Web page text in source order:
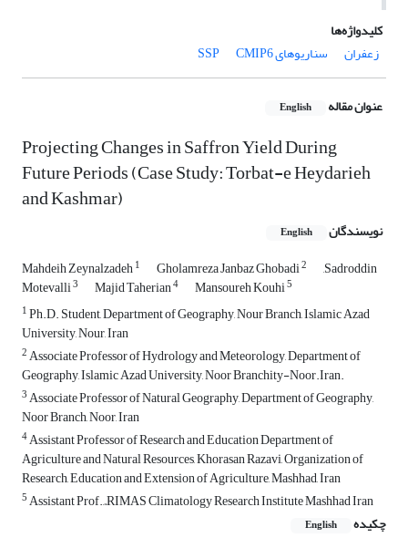
کلیدواژه‌ها
زعفران
سناریوهای SSPCMIP6
عنوان مقاله English
Projecting Changes in Saffron Yield During
Future Periods (Case Study: Torbat-e Heydarieh
and Kashmar)
نویسندگان English
Mahdeih Zeynalzadeh1 Gholamreza Janbaz Ghobadi2 ,Sadroddin
Motevalli3 Majid Taherian4 Mansoureh Kouhi5
1Ph.D. Student, Department of Geography, Nour Branch, Islamic Azad
University, Nour, Iran
2Associate Professor of Hydrology and Meteorology, Department of
Geography, Islamic Azad University, Noor Branchity-Noor.Iran.
3Associate Professor of Natural Geography, Department of Geography,
Noor Branch, Noor, Iran
4Assistant Professor of Research and Education Department of
Agriculture and Natural Resources, Khorasan Razavi, Organization of
Research, Education and Extension of Agriculture, Mashhad, Iran
5Assistant Prof., ,ًRIMAS Climatology Research Institute Mashhad Iran
چکیده
English